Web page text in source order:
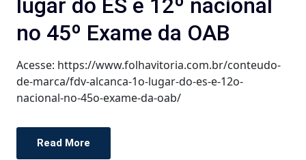
lugar do ES e 12º nacional
no 45º Exame da OAB
Acesse: https://www.folhavitoria.com.br/conteudo-
de-marca/fdv-alcanca-1o-lugar-do-es-e-12o-
nacional-no-45o-exame-da-oab/
Read More